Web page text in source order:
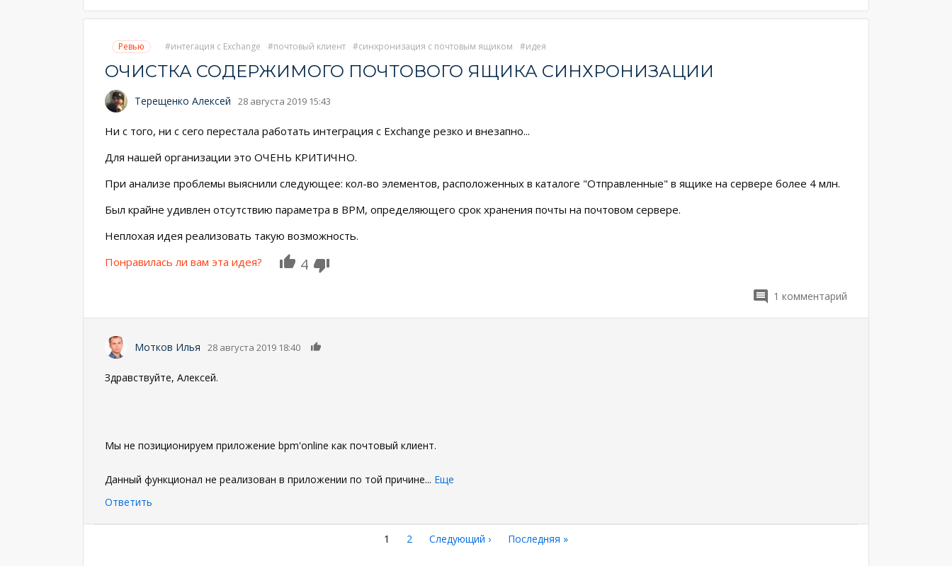
Ревью интегация с Exchange почтовый клиент синхронизация с почтовым ящиком идея
ОЧИСТКА СОДЕРЖИМОГО ПОЧТОВОГО ЯЩИКА СИНХРОНИЗАЦИИ
Терещенко Алексей 28 августа 2019 15:43
Ни с того, ни с сего перестала работать интеграция с Exchange резко и внезапно...
Для нашей организации это ОЧЕНЬ КРИТИЧНО.
При анализе проблемы выяснили следующее: кол-во элементов, расположенных в каталоге "Отправленные" в ящике на сервере более 4 млн.
Был крайне удивлен отсутствию параметра в BPM, определяющего срок хранения почты на почтовом сервере.
Неплохая идея реализовать такую возможность.
Понравилась ли вам эта идея?
4
1 комментарий
Мотков Илья 28 августа 2019 18:40
Здравствуйте, Алексей.
Мы не позиционируем приложение bpm'online как почтовый клиент.
Данный функционал не реализован в приложении по той причине... Еще
Ответить
Текущая
1 Страница
2
Следующая
Следующий ›
Последняя
Последняя »